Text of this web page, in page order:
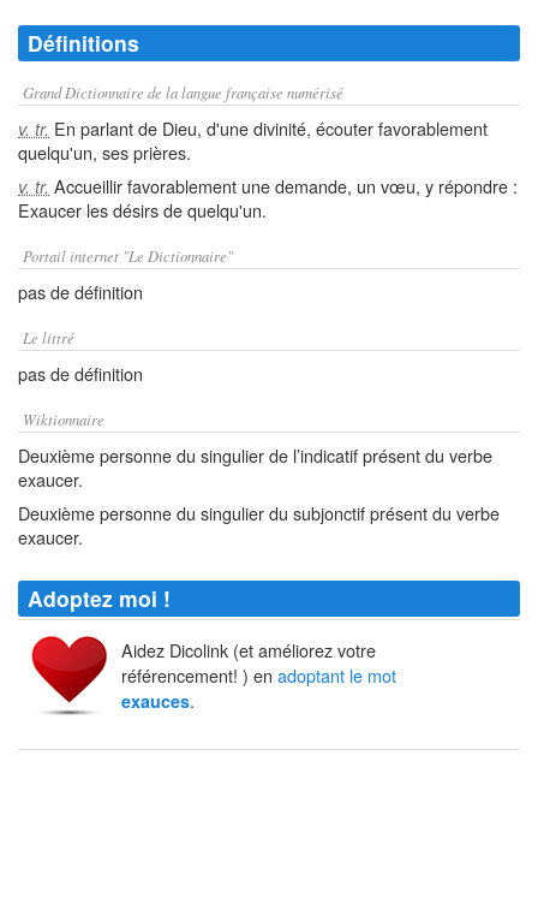
Définitions
Grand Dictionnaire de la langue française numérisé
v. tr. En parlant de Dieu, d'une divinité, écouter favorablement
quelqu'un, ses prières.
v. tr. Accueillir favorablement une demande, un vœu, y répondre :
Exaucer les désirs de quelqu'un.
Portail internet "Le Dictionnaire"
pas de définition
Le littré
pas de définition
Wiktionnaire
Deuxième personne du singulier de l’indicatif présent du verbe
exaucer.
Deuxième personne du singulier du subjonctif présent du verbe
exaucer.
Adoptez moi !
Aidez Dicolink (et améliorez votre
référencement! ) en adoptant le mot
exauces.